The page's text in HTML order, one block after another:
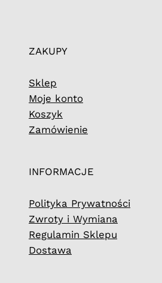
ZAKUPY
Sklep
Moje konto
Koszyk
Zamówienie
INFORMACJE
Polityka Prywatności
Zwroty i Wymiana
Regulamin Sklepu
Dostawa